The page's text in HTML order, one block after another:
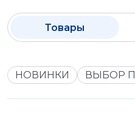
Товары
НОВИНКИ ВЫБОР